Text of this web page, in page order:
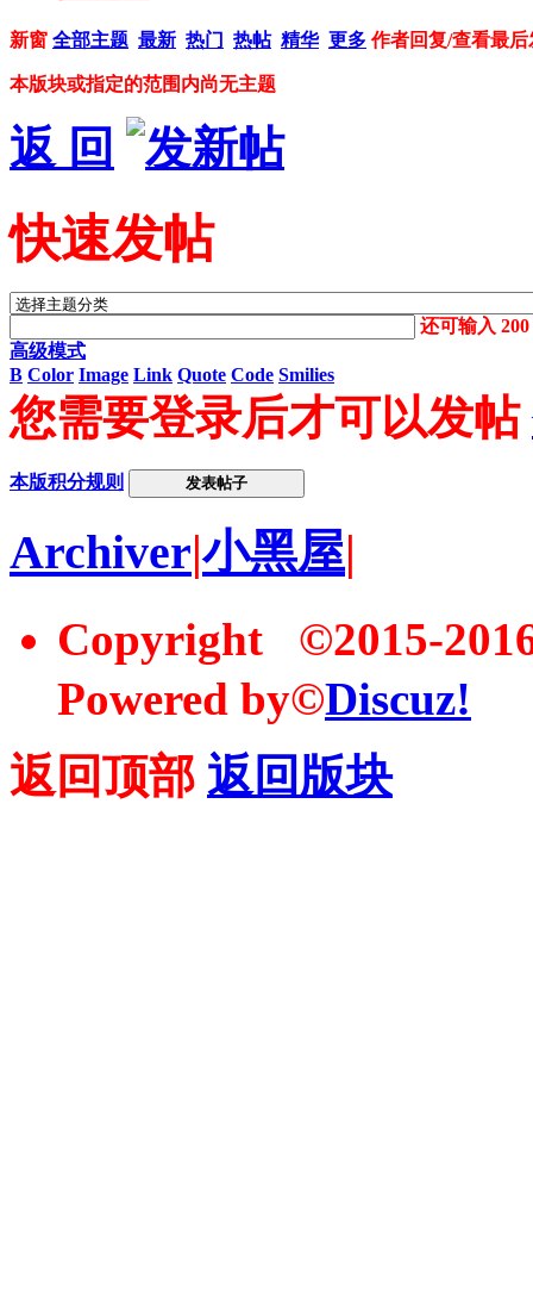
新窗 全部主题 最新 热门 热帖 精华 更多 作者回复/查看最后
本版块或指定的范围内尚无主题
返 回
快速发帖
还可输入200
高级模式
B Color Image Link Quote Code Smilies
您需要登录后才可以发帖
本版积分规则 发表帖子
Archiver|小黑屋|
Copyright ©2015-
Powered by©Discuz!
返回顶部 返回版块